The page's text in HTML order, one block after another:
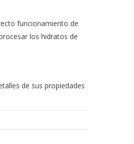
funcionamiento de
los hidratos de
de sus propiedades